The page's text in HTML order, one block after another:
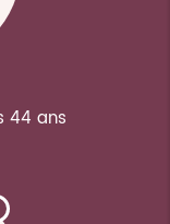
44 ans